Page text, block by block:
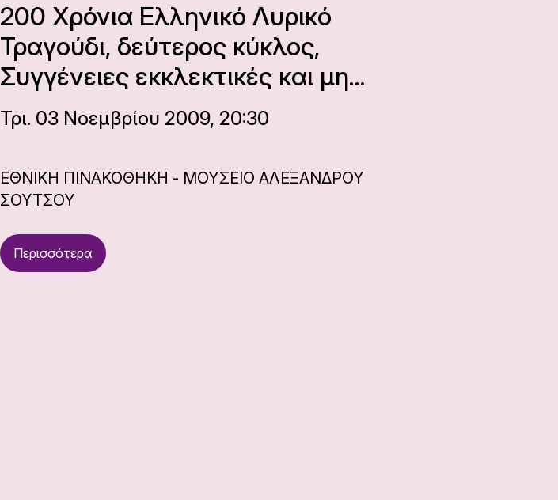
200 Χρόνια Ελληνικό Λυρικό
Τραγούδι, δεύτερος κύκλος,
Συγγένειες εκκλεκτικές και μη…
Τρι. 03 Νοεμβρίου 2009, 20:30
ΕΘΝΙΚΗ ΠΙΝΑΚΟΘΗΚΗ - ΜΟΥΣΕΙΟ ΑΛΕΞΑΝΔΡΟΥ
ΣΟΥΤΣΟΥ
Περισσότερα